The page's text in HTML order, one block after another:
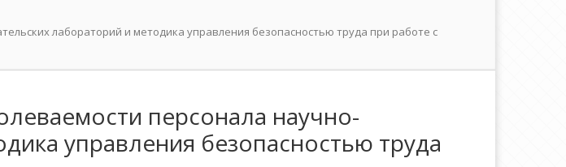
лабораторий и методика управления безопасностью труда при работе с
персонала научно-
управления безопасностью труда